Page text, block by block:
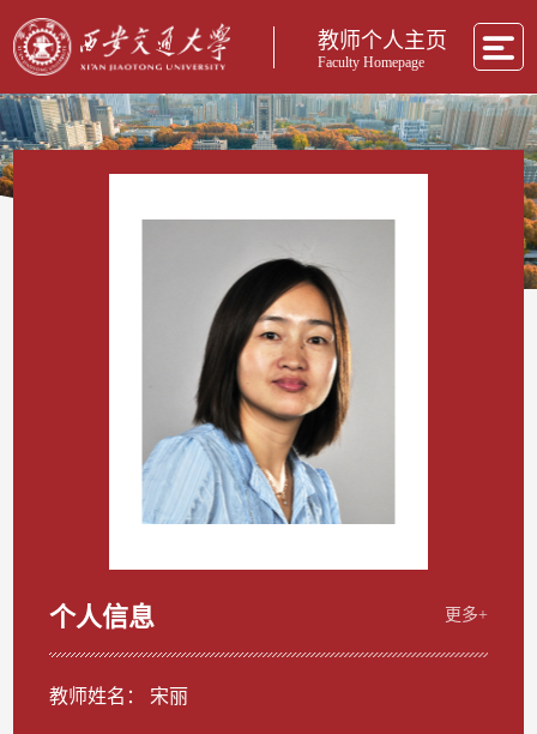
教师个人主页
Faculty Homepage
个人信息 更多+
教师姓名： 宋丽